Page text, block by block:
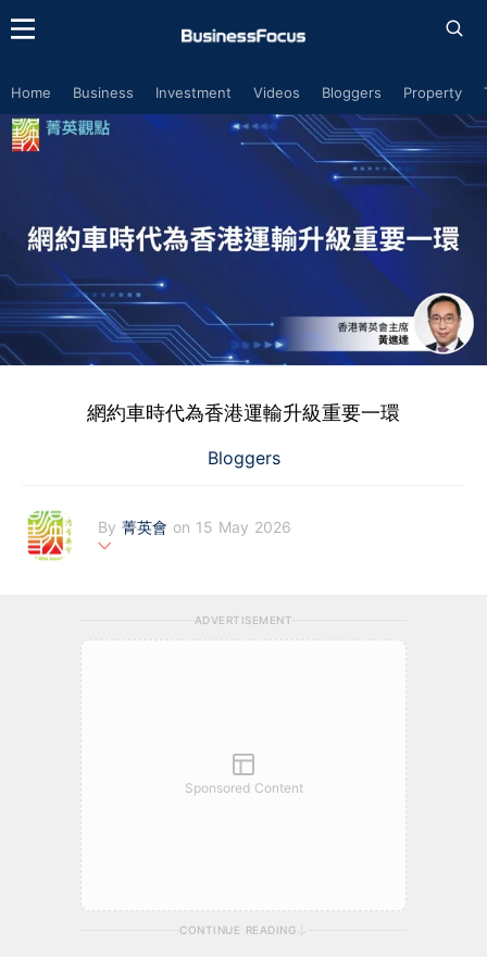
Home Business Investment Videos Bloggers Property
網約車時代為香港運輸升級重要一環
Bloggers
By 菁英會 on 15 May 2026
務、教育、創新科技、菁英幗聚、會員事務、學生事務、公益事
務、青年宿舍以及體育十七個研究會及委員會。
ADVERTISEMENT
Sponsored Content
CONTINUE READING